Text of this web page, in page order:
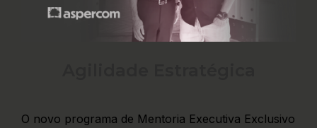
O novo programa de Mentoria Executiva Exclusivo